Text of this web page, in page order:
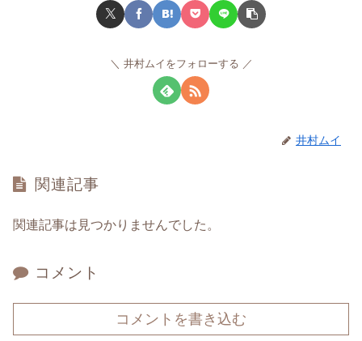
井村ムイをフォローする
井村ムイ
関連記事
関連記事は見つかりませんでした。
コメント
コメントを書き込む